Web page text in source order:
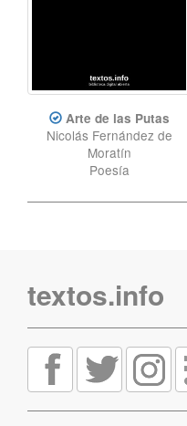
Arte de las Putas
Nicolás Fernández de
Moratín
Poesía
textos.info